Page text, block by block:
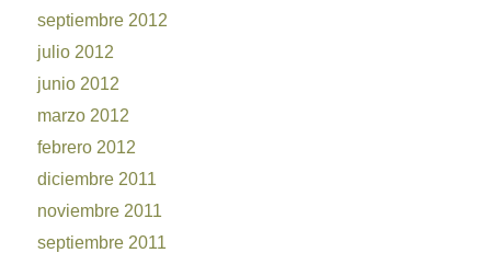
septiembre 2012
julio 2012
junio 2012
marzo 2012
febrero 2012
diciembre 2011
noviembre 2011
septiembre 2011